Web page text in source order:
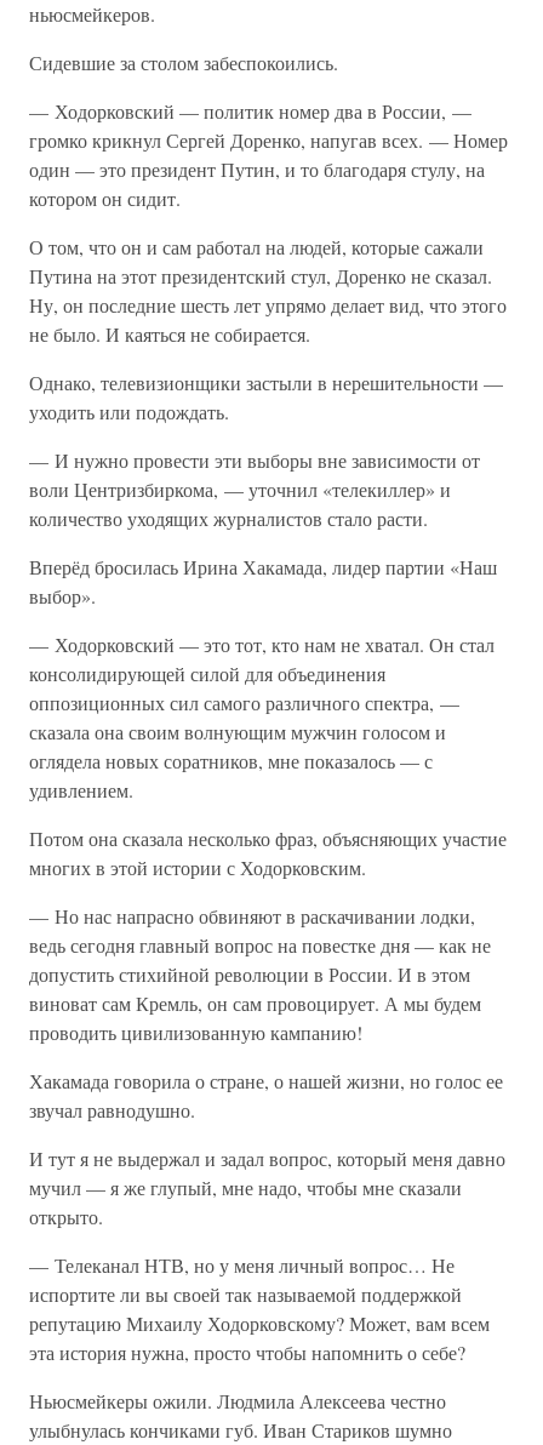
ньюсмейкеров.
Сидевшие за столом забеспокоились.
— Ходорковский — политик номер два в России, —
громко крикнул Сергей Доренко, напугав всех. — Номер
один — это президент Путин, и то благодаря стулу, на
котором он сидит.
О том, что он и сам работал на людей, которые сажали
Путина на этот президентский стул, Доренко не сказал.
Ну, он последние шесть лет упрямо делает вид, что этого
не было. И каяться не собирается.
Однако, телевизионщики застыли в нерешительности —
уходить или подождать.
— И нужно провести эти выборы вне зависимости от
воли Центризбиркома, — уточнил «телекиллер» и
количество уходящих журналистов стало расти.
Вперёд бросилась Ирина Хакамада, лидер партии «Наш
выбор».
— Ходорковский — это тот, кто нам не хватал. Он стал
консолидирующей силой для объединения
оппозиционных сил самого различного спектра, —
сказала она своим волнующим мужчин голосом и
оглядела новых соратников, мне показалось — с
удивлением.
Потом она сказала несколько фраз, объясняющих участие
многих в этой истории с Ходорковским.
— Но нас напрасно обвиняют в раскачивании лодки,
ведь сегодня главный вопрос на повестке дня — как не
допустить стихийной революции в России. И в этом
виноват сам Кремль, он сам провоцирует. А мы будем
проводить цивилизованную кампанию!
Хакамада говорила о стране, о нашей жизни, но голос ее
звучал равнодушно.
И тут я не выдержал и задал вопрос, который меня давно
мучил — я же глупый, мне надо, чтобы мне сказали
открыто.
— Телеканал НТВ, но у меня личный вопрос… Не
испортите ли вы своей так называемой поддержкой
репутацию Михаилу Ходорковскому? Может, вам всем
эта история нужна, просто чтобы напомнить о себе?
Ньюсмейкеры ожили. Людмила Алексеева честно
улыбнулась кончиками губ. Иван Стариков шумно